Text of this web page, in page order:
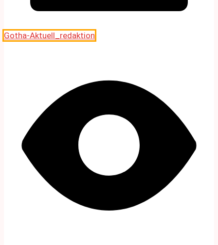
Gotha-Aktuell_redaktion